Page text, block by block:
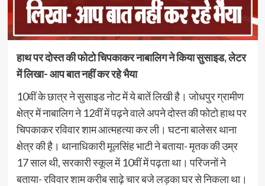
हाथ पर दोस्त की फोटो चिपकाकर नाबालिग ने किया सुसाइड, लेटर
में लिखा- आप बात नहीं कर रहे भैया
10वीं के छात्र ने सुसाइड नोट में ये बातें लिखी है। जोधपुर ग्रामीण
क्षेत्र में नाबालिग ने 12वीं में पढ़ने वाले अपने दोस्त की फोटो हाथ पर
चिपकाकर रविवार शाम आत्महत्या कर ली। घटना बालेसर थाना
क्षेत्र की है। थानाधिकारी मूलसिंह भाटी ने बताया- मृतक की उम्र
17 साल थी, सरकारी स्कूल में 10वीं में पढ़ता था। परिजनों ने
बताया- रविवार शाम करीब साढ़े चार बजे लड़का घर से निकला था।